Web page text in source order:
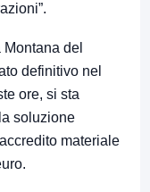
del
definitivo nel
ore, si sta
soluzione
materiale